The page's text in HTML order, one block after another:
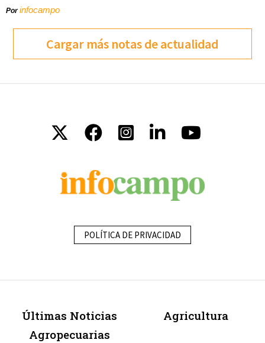
Porinfocampo
Cargar más notas de actualidad
POLÍTICA DE PRIVACIDAD
Últimas Noticias
Agropecuarias
Agricultura